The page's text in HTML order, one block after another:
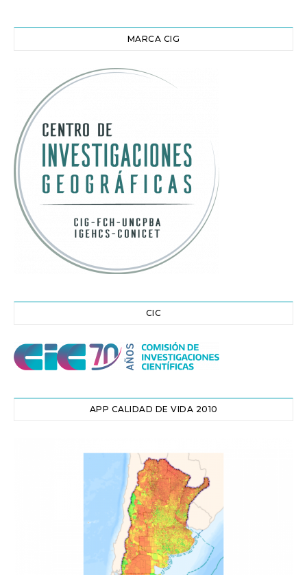
MARCA CIG
CIC
APP CALIDAD DE VIDA 2010